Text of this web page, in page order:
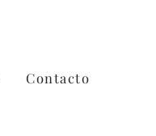
Contacto